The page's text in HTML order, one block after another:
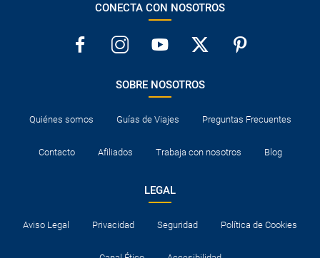
CONECTA CON NOSOTROS
SOBRE NOSOTROS
Quiénes somos Guías de Viajes Preguntas Frecuentes
Contacto Afiliados Trabaja con nosotros Blog
LEGAL
Aviso Legal Privacidad Seguridad Política de Cookies